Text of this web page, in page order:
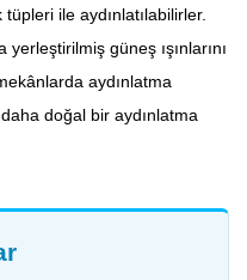
ile aydınlatılabilirler.
güneş ışınlarını
aydınlatma
doğal bir aydınlatma